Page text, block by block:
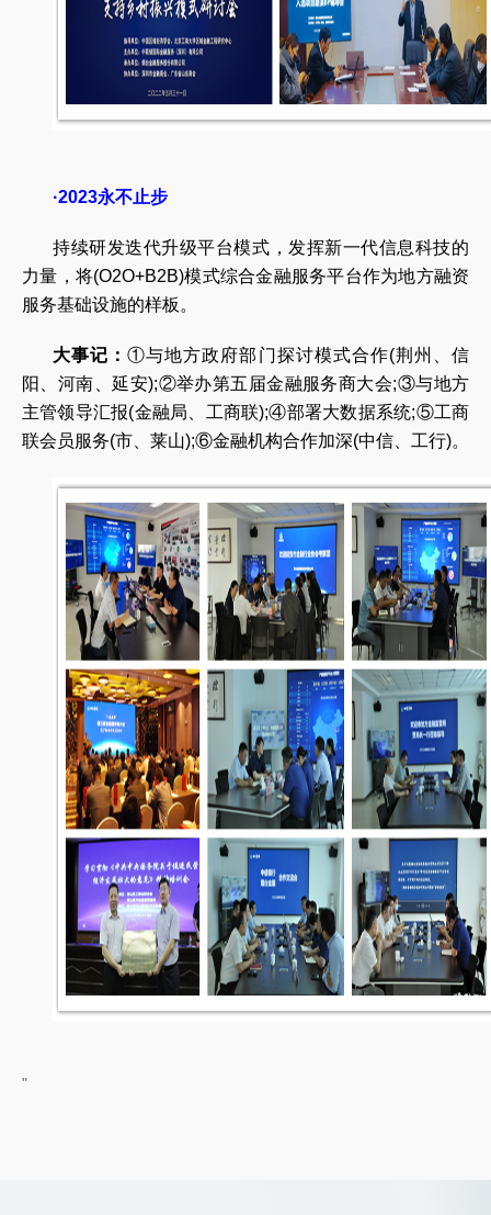
·2023永不止步
持续研发迭代升级平台模式，发挥新一代信息科技的
力量，将(O2O+B2B)模式综合金融服务平台作为地方融资
服务基础设施的样板。
大事记：①与地方政府部门探讨模式合作(荆州、信
阳、河南、延安);②举办第五届金融服务商大会;③与地方
主管领导汇报(金融局、工商联);④部署大数据系统;⑤工商
联会员服务(市、莱山);⑥金融机构合作加深(中信、工行)。
"